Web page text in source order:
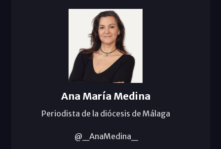
Ana María Medina
Periodista de la diócesis de Málaga
@_AnaMedina_